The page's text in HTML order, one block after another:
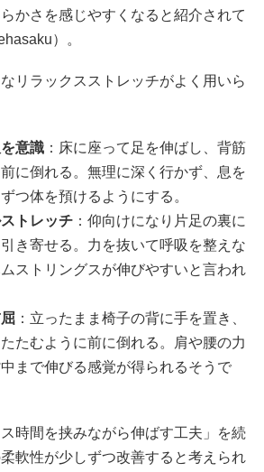
かさを感じやすくなると紹介されて
）。
リラックスストレッチがよく用いら
意識 ：床に座って足を伸ばし、背筋
に倒れる。無理に深く行かず、息を
つ体を預けるようにする。
トレッチ ：仰向けになり片足の裏に
き寄せる。力を抜いて呼吸を整えな
ストリングスが伸びやすいと言われ
：立ったまま椅子の背に手を置き、
たむように前に倒れる。肩や腰の力
まで伸びる感覚が得られるそうで
時間を挟みながら伸ばす工夫」を続
軟性が少しずつ改善すると考えられ